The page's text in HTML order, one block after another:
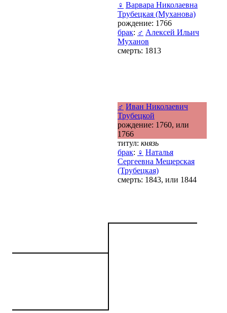
♀ Варвара Николаевна
Трубецкая (Муханова)
рождение: 1766
брак: ♂ Алексей Ильич
Муханов
смерть: 1813
♂ Иван Николаевич
Трубецкой
рождение: 1760, или
1766
титул: князь
брак: ♀ Наталья
Сергеевна Мещерская
(Трубецкая)
смерть: 1843, или 1844